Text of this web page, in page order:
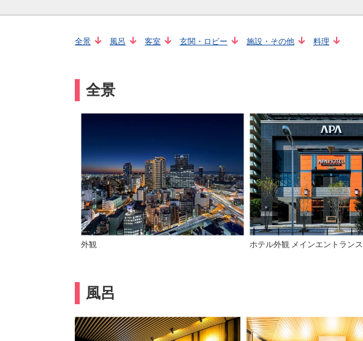
全景 風呂 客室 玄関・ロビー 施設・その他 料理
全景
外観 ホテル外観 メインエントランス
風呂